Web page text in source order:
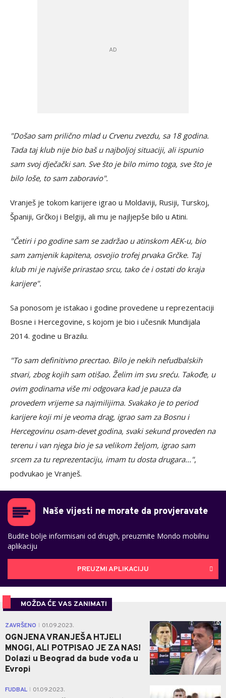
"Došao sam prilično mlad u Crvenu zvezdu, sa 18 godina.
Tada taj klub nije bio baš u najboljoj situaciji, ali ispunio
sam svoj dječački san. Sve što je bilo mimo toga, sve što je
bilo loše, to sam zaboravio".
Vranješ je tokom karijere igrao u Moldaviji, Rusiji, Turskoj,
Španiji, Grčkoj i Belgiji, ali mu je najljepše bilo u Atini.
"Četiri i po godine sam se zadržao u atinskom AEK-u, bio
sam zamjenik kapitena, osvojio trofej prvaka Grčke. Taj
klub mi je najviše prirastao srcu, tako će i ostati do kraja
karijere".
Sa ponosom je istakao i godine provedene u reprezentaciji
Bosne i Hercegovine, s kojom je bio i učesnik Mundijala
2014. godine u Brazilu.
"To sam definitivno precrtao. Bilo je nekih nefudbalskih
stvari, zbog kojih sam otišao. Želim im svu sreću. Takođe, u
ovim godinama više mi odgovara kad je pauza da
provedem vrijeme sa najmilijima. Svakako je to period
karijere koji mi je veoma drag, igrao sam za Bosnu i
Hercegovinu osam-devet godina, svaki sekund proveden na
terenu i van njega bio je sa velikom željom, igrao sam
srcem za tu reprezentaciju, imam tu dosta drugara...",
podvukao je Vranješ.
Naše vijesti ne morate da provjeravate
Budite bolje informisani od drugih, preuzmite Mondo mobilnu
aplikaciju
PREUZMI APLIKACIJU
MOŽDA ĆE VAS ZANIMATI
ZAVRŠENO 01.09.2023.
OGNJENA VRANJEŠA HTJELI
MNOGI, ALI POTPISAO JE ZA NAS!
Dolazi u Beograd da bude vođa u
Evropi
0
FUDBAL 01.09.2023.